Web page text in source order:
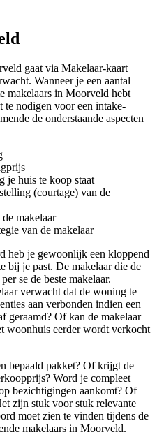
gaat via Makelaar-kaart
Wanneer je een aantal
makelaars in Moorveld hebt
te nodigen voor een intake-
de onderstaande aspecten
je huis te koop staat
(courtage) van de
makelaar
van de makelaar
heb je gewoonlijk een kloppend
bij je past. De makelaar die de
se de beste makelaar.
verwacht dat de woning te
aan verbonden indien een
geraamd? Of kan de makelaar
woonhuis eerder wordt verkocht
bepaald pakket? Of krijgt de
Word je compleet
bezichtigingen aankomt? Of
zijn stuk voor stuk relevante
moet zien te vinden tijdens de
makelaars in Moorveld.